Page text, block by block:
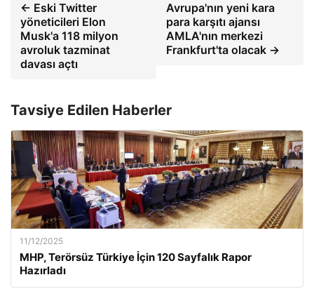
← Eski Twitter
yöneticileri Elon
Musk'a 118 milyon
avroluk tazminat
davası açtı
Avrupa'nın yeni kara
para karşıtı ajansı
AMLA'nın merkezi
Frankfurt'ta olacak →
Tavsiye Edilen Haberler
11/12/2025
MHP, Terörsüz Türkiye İçin 120 Sayfalık Rapor
Hazırladı